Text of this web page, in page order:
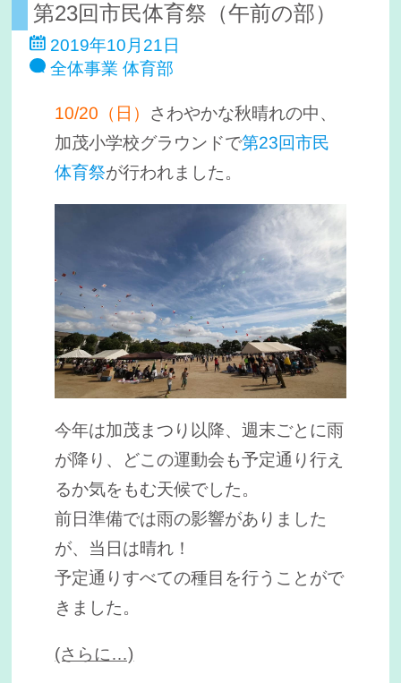
第23回市民体育祭（午前の部）
2019年10月21日
全体事業 体育部
10/20（日） さわやかな秋晴れの中、
加茂小学校グラウンドで第23回市民
体育祭が行われました。
今年は加茂まつり以降、週末ごとに雨
が降り、どこの運動会も予定通り行え
るか気をもむ天候でした。
前日準備では雨の影響がありました
が、当日は晴れ！
予定通りすべての種目を行うことがで
きました。
(さらに…)